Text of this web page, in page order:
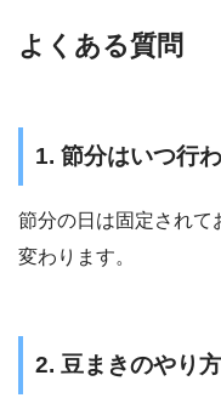
よくある質問
1. 節分はいつ行
節分の日は固定されて
変わります。
2. 豆まきのやり